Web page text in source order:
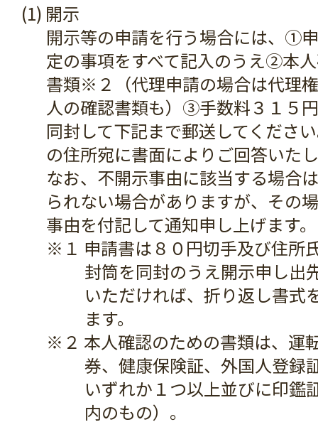
(1) 開示
開示等の申請を行う場合には、①
定の事項をすべて記入のうえ②本
書類※２（代理申請の場合は代理
人の確認書類も）③手数料３１５
同封して下記まで郵送してくださ
の住所宛に書面によりご回答いた
なお、不開示事由に該当する場合
られない場合がありますが、その
事由を付記して通知申し上げます。
※１ 申請書は８０円切手及び住所
封筒を同封のうえ開示申し出
いただければ、折り返し書式
ます。
※２ 本人確認のための書類は、運
券、健康保険証、外国人登録
いずれか１つ以上並びに印鑑
内のもの）。